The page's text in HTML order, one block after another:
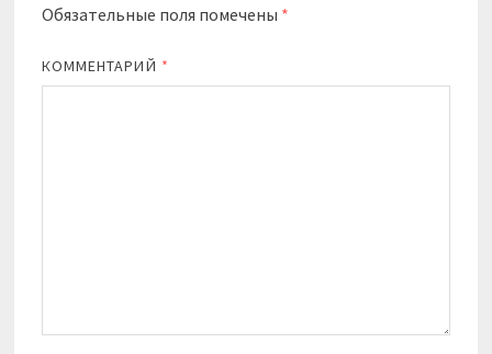
Обязательные поля помечены *
КОММЕНТАРИЙ *